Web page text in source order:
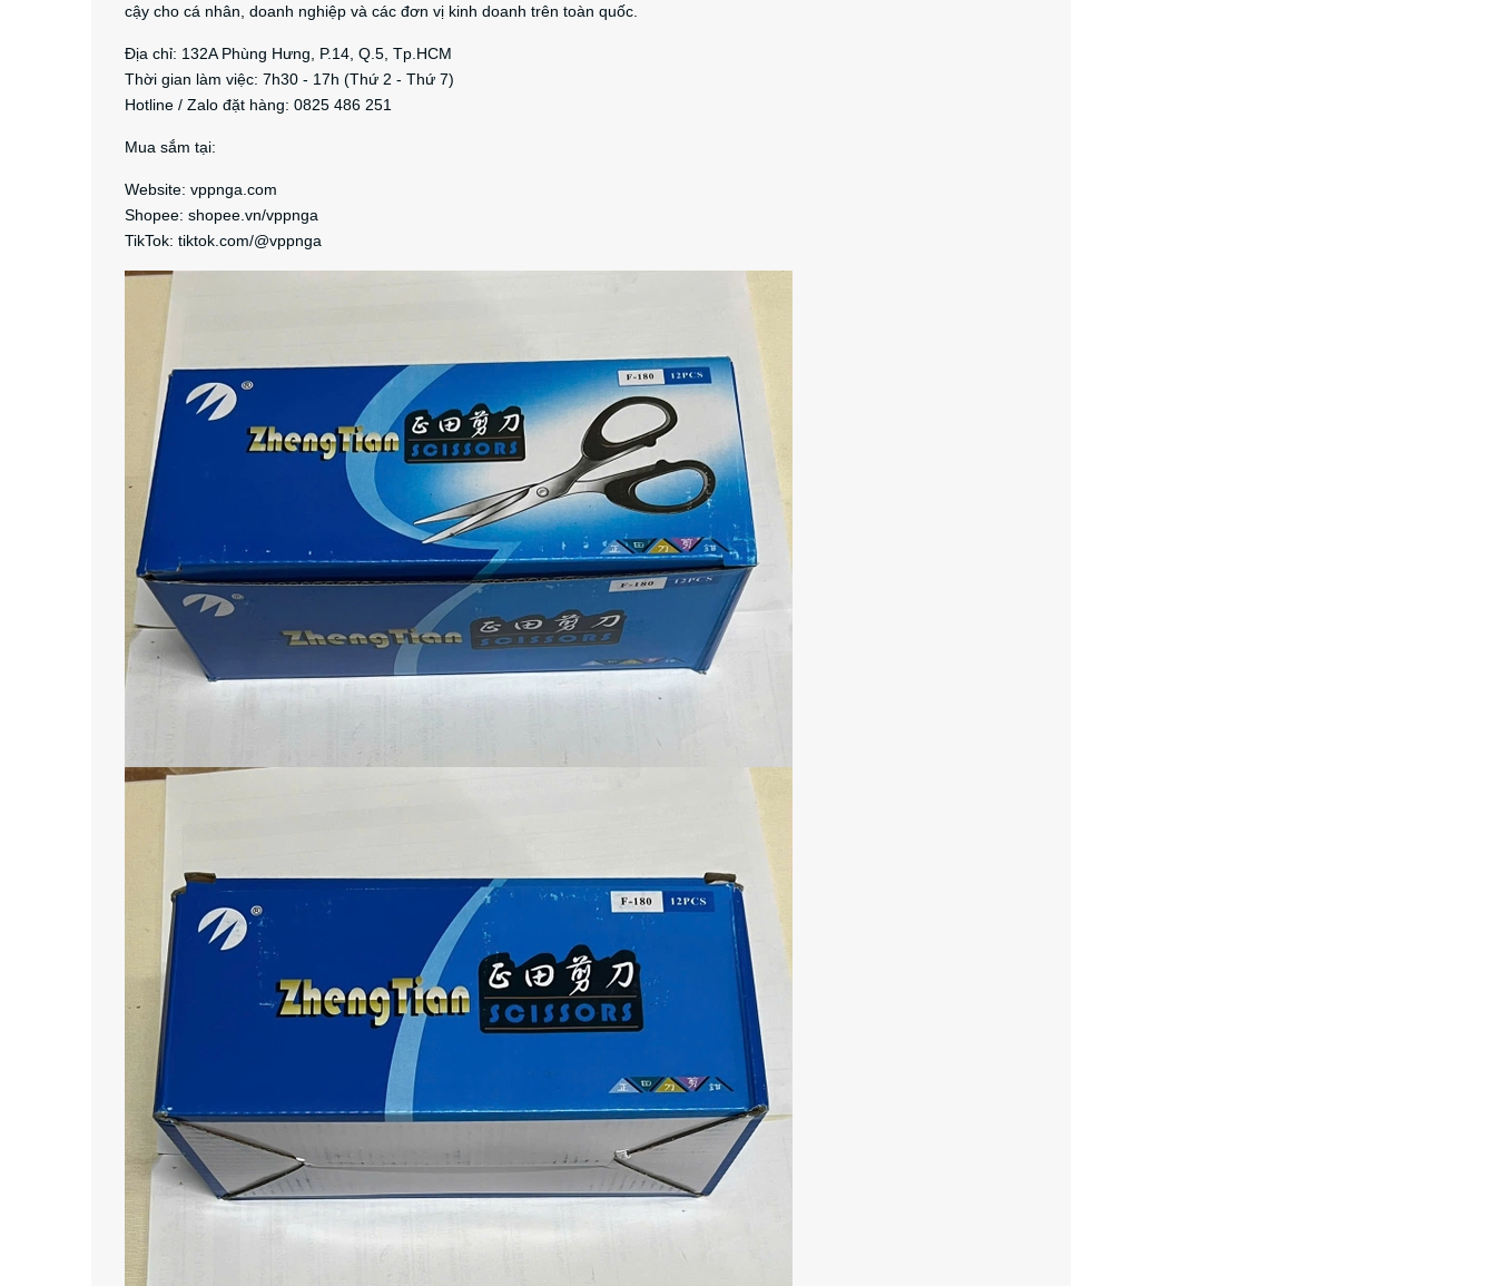
cậy cho cá nhân, doanh nghiệp và các đơn vị kinh doanh trên toàn quốc.
Địa chỉ: 132A Phùng Hưng, P.14, Q.5, Tp.HCM
Thời gian làm việc: 7h30 - 17h (Thứ 2 - Thứ 7)
Hotline / Zalo đặt hàng: 0825 486 251
Mua sắm tại:
Website: vppnga.com
Shopee: shopee.vn/vppnga
TikTok: tiktok.com/@vppnga